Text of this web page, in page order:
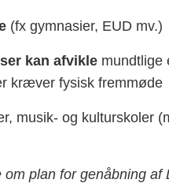
(fx gymnasier, EUD mv.)
kan afvikle mundtlige
kræver fysisk fremmøde
musik- og kulturskoler
om plan for genåbning af